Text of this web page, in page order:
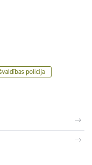
policija